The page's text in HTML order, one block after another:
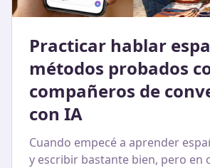
Practicar hablar
métodos probados
compañeros de
con IA
Cuando empecé a aprender
y escribir bastante bien, pero en